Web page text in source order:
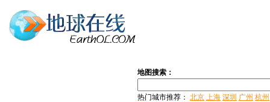
地图搜索：
热门城市推荐： 北京 上海 深圳 广州 杭州